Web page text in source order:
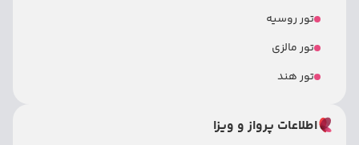
تور روسیه
تور مالزی
تور هند
اطلاعات پرواز و ویزا